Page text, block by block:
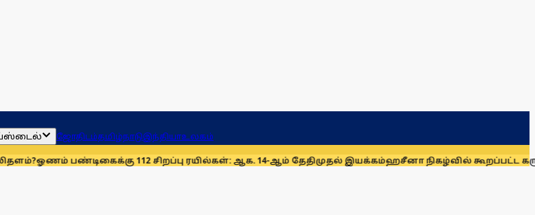
ஜோதிடம்தமிழ்நாடுஇந்தியாஉலகம்
பண்டிகைக்கு 112 சிறப்பு ரயில்கள்: ஆக. 14-ஆம் தேதிமுதல் இயக்கம்ஹசீனா நிகழ்வில் கூறப்பட்ட